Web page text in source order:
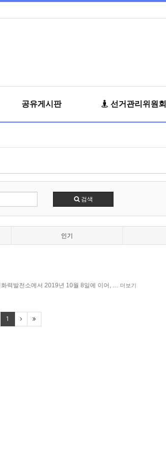
공유게시판 선거관리위원회
검색
인기
력발전소에서 2019년 10월 8일에 이어, … 더보기
1